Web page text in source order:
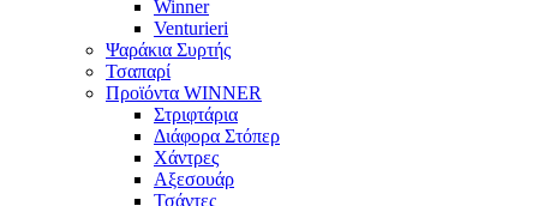
Winner
Venturieri
Ψαράκια Συρτής
Τσαπαρί
Προϊόντα WINNER
Στριφτάρια
Διάφορα Στόπερ
Χάντρες
Αξεσουάρ
Τσάντες